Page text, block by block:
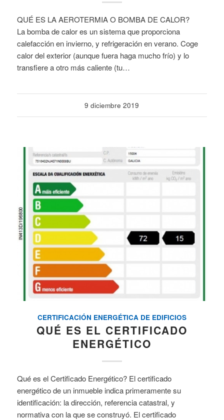
QUÉ ES LA AEROTERMIA O BOMBA DE CALOR?
La bomba de calor es un sistema que proporciona
calefacción en invierno, y refrigeración en verano. Coge
calor del exterior (aunque fuera haga mucho frío) y lo
transfiere a otro más caliente (tu…
9 diciembre 2019
CERTIFICACIÓN ENERGÉTICA DE EDIFICIOS
QUÉ ES EL CERTIFICADO
ENERGÉTICO
Qué es el Certificado Energético? El certificado
energético de un inmueble indica primeramente su
identificación: la dirección, referencia catastral, y
normativa con la que se construyó. El certificado